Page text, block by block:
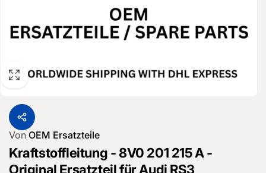
Von OEM Ersatzteile
Kraftstoffleitung - 8V0 201 215 A -
Original Ersatzteil für Audi RS3